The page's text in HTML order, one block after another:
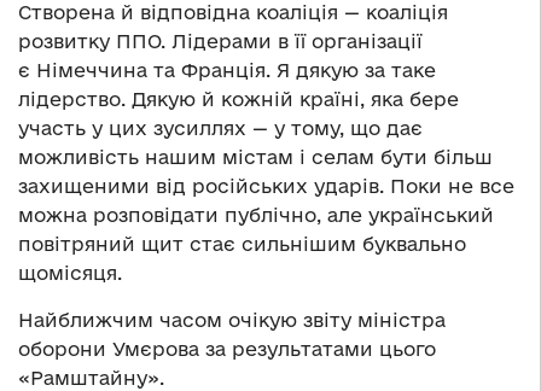
Створена й відповідна коаліція — коаліція
розвитку ППО. Лідерами в її організації
є Німеччина та Франція. Я дякую за таке
лідерство. Дякую й кожній країні, яка бере
участь у цих зусиллях — у тому, що дає
можливість нашим містам і селам бути більш
захищеними від російських ударів. Поки не все
можна розповідати публічно, але український
повітряний щит стає сильнішим буквально
щомісяця.
Найближчим часом очікую звіту міністра
оборони Умєрова за результатами цього
«Рамштайну».